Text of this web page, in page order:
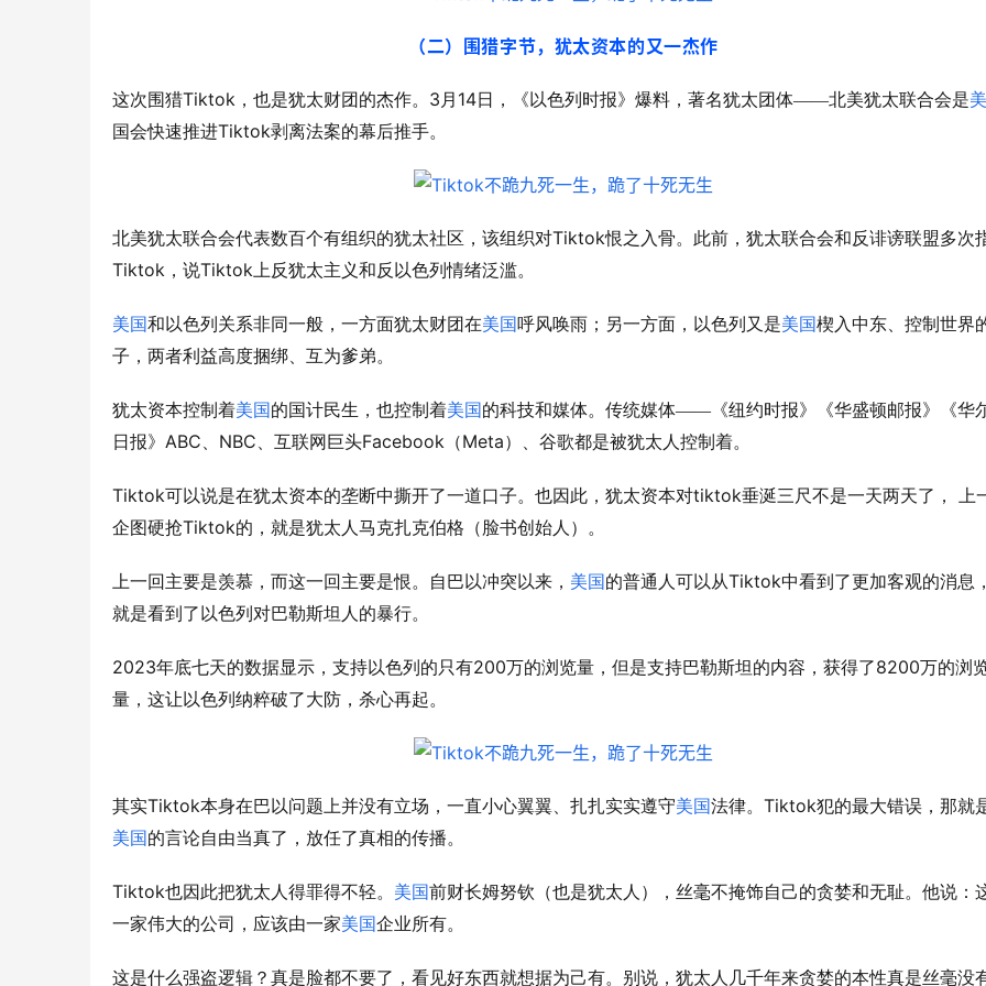
（二）围猎字节，犹太资本的又一杰作
这次围猎Tiktok ，也是犹太财团的杰作。 3 月 14日，《以色列时报》爆料，著名犹太团体——北美犹太联合会是
国会快速推进Tiktok剥离法案的幕后推手。
北美犹太联合会代表数百个有组织的犹太社区，该组织对Tiktok恨之入骨。此前，犹太联合会和反诽谤联盟多次
Tiktok ，说Tiktok 上反犹太主义和反以色列情绪泛滥。
美国和以色列关系非同一般，一方面犹太财团在美国 呼风唤雨；另一方面，以色列又是美国楔入中东、控制世界
子，两者利益高度捆绑、互为爹弟。
犹太资本控制着美国 的国计民生，也控制着美国 的科技和媒体。传统媒体——《纽约时报》《华盛顿邮报》《华
日报》 ABC NBC 、互联网巨头Facebook （Meta）、谷歌都是被犹太人控制着。
Tiktok可以说是在犹太资本的垄断中撕开了一道口子。也因此，犹太资本对tiktok垂涎三尺不是一天两天了，
上
企图硬抢Tiktok的，就是犹太人马克扎克伯格（脸书创始人）。
上一回主要是羡慕，而这一回主要是恨。自巴以冲突以来， 美国 的普通人可以从Tiktok中看到了更加客观的消息
就是看到了以色列对巴勒斯坦人的暴行。
2023年底七天的数据显示，支持以色列的只有200万的浏览量，但是支持巴勒斯坦的内容，获得了8200万的浏
量，这让以色列纳粹破了大防，杀心再起。
其实Tiktok本身在巴以问题上并没有立场，一直小心翼翼、扎扎实实遵守美国法律。 Tiktok犯的最大错误，那就
美国 的言论自由当真了，放任了真相的传播。
Tiktok也因此把犹太人得罪得不轻。 美国前财长姆努钦（也是犹太人），丝毫不掩饰自己的贪婪和无耻。他说：
一家伟大的公司，应该由一家美国企业所有。
这是什么强盗逻辑？真是脸都不要了，看见好东西就想据为己有。别说，犹太人几千年来贪婪的本性真是丝毫没